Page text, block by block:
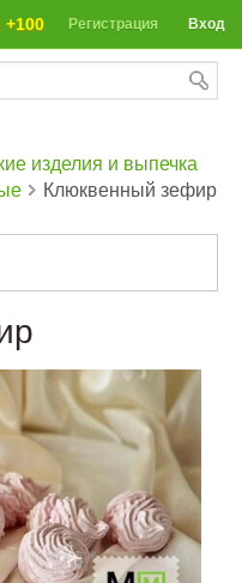
Вход
Регистрация
+100
изделия и выпечка
Клюквенный зефир